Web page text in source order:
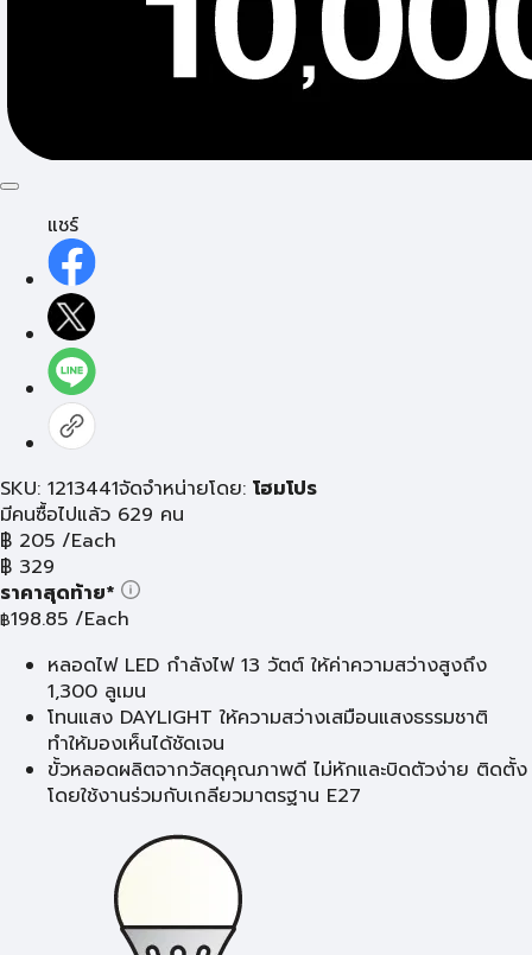
แชร์
SKU: 1213441จัดจำหน่ายโดย: โฮมโปร
มีคนซื้อไปแล้ว 629 คน
฿ 205 /Each
฿ 329
ราคาสุดท้าย*
฿198.85 /Each
หลอดไฟ LED กำลังไฟ 13 วัตต์ ให้ค่าความสว่างสูงถึง
1,300 ลูเมน
โทนแสง DAYLIGHT ให้ความสว่างเสมือนแสงธรรมชาติ
ทำให้มองเห็นได้ชัดเจน
ขั้วหลอดผลิตจากวัสดุคุณภาพดี ไม่หักและบิดตัวง่าย ติดตั้ง
โดยใช้งานร่วมกับเกลียวมาตรฐาน E27